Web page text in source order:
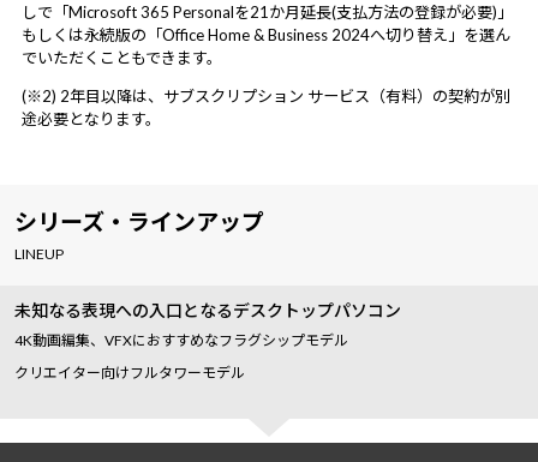
しで「Microsoft 365 Personalを21か月延長(支払方法の登録が必要)」
もしくは永続版の「Office Home & Business 2024へ切り替え」を選ん
でいただくこともできます。
(※2) 2年目以降は、サブスクリプション サービス（有料）の契約が別
途必要となります。
シリーズ・ラインアップ
LINEUP
未知なる表現への入口となるデスクトップパソコン
4K動画編集、VFXにおすすめなフラグシップモデル
クリエイター向けフルタワーモデル